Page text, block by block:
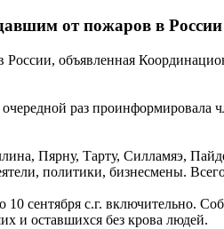
от пожаров в России
объявленная
раз проинформировала
Пярну, Тарту, Силламяэ,
политики, бизнесмены.
сентября с.г. включительно.
и оставшихся без крова людей.